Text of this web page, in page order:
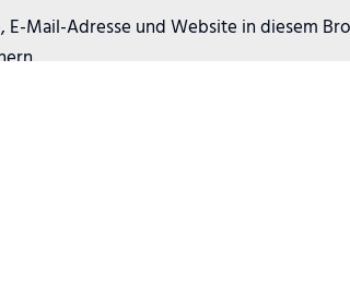
E-Mail-Adresse und Website in diesem